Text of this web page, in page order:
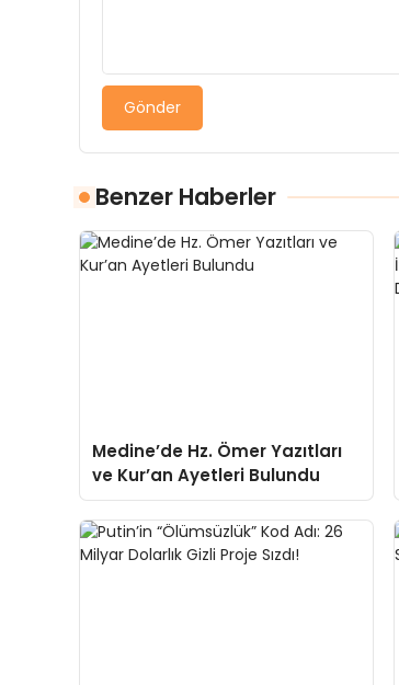
Gönder
Benzer Haberler
Medine’de Hz. Ömer Yazıtları
ve Kur’an Ayetleri Bulundu